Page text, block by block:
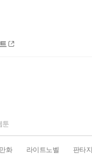
툰
화 라이트노벨 판타